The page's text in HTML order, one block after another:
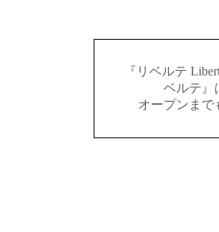
『リベルテ
ベルテ』
オープンまで